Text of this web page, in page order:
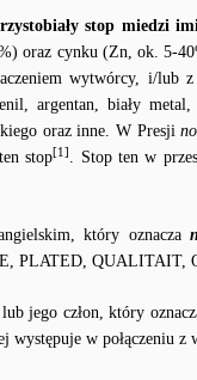
stop miedzi
oraz cynku (Zn, ok. 5-
wytwórcy, i/lub z
argentan, biały
oraz inne. W Presji
stop[1] . Stop ten w
który oznacza
PLATED,
jego człon, który
występuje w